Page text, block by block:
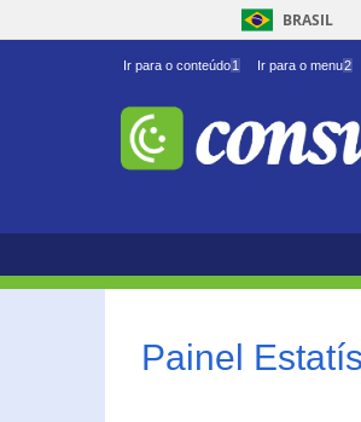
BRASIL
Ir para o conteúdo1 Ir para o menu2
Painel